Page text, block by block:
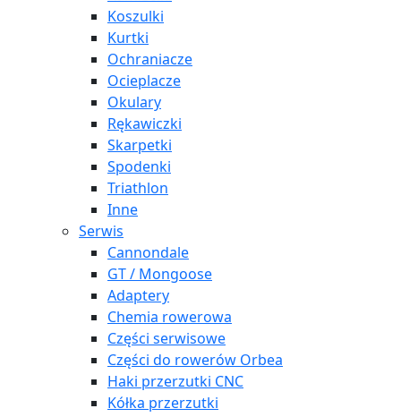
Koszulki
Kurtki
Ochraniacze
Ocieplacze
Okulary
Rękawiczki
Skarpetki
Spodenki
Triathlon
Inne
Serwis
Cannondale
GT / Mongoose
Adaptery
Chemia rowerowa
Części serwisowe
Części do rowerów Orbea
Haki przerzutki CNC
Kółka przerzutki